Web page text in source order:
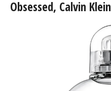
Obsessed, Calvin Klein